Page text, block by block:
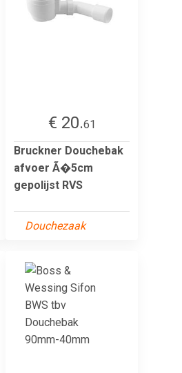
€ 20.61
Bruckner Douchebak
afvoer Ã�5cm
gepolijst RVS
Douchezaak